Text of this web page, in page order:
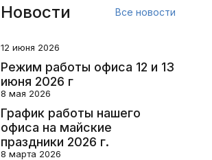
Новости Все новости
12 июня 2026
Режим работы офиса 12 и 13
июня 2026 г
8 мая 2026
График работы нашего
офиса на майские
праздники 2026 г.
8 марта 2026